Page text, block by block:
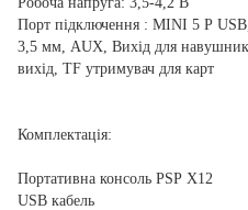
Порт підключення : MINI 5 P USB,
3,5 мм, AUX, Вихід для
вихід, TF утримувач для карт
Комплектація:
Портативна консоль PSP X12
USB кабель